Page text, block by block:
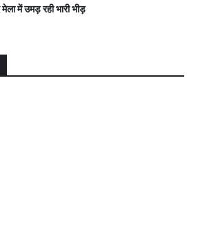
में उमड़ रही भारी भीड़